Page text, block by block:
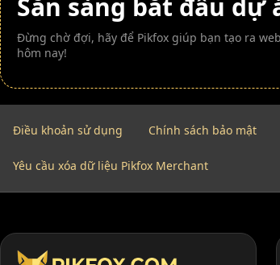
Sẵn sàng bắt đầu dự
Đừng chờ đợi, hãy để Pikfox giúp bạn tạo ra
hôm nay!
Điều khoản sử dụng Chính sách bảo mật
Yêu cầu xóa dữ liệu Pikfox Merchant